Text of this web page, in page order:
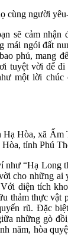
sẽ cảm nhận
mái ngói đất
phủ, mang
tuyệt vời để đi
một lời chúc
Hòa, xã Ấm
tỉnh Phú
như “Hạ Long
cho những ai
diện tích
thảm thực vật
rũ. Đặc
những gò
năm, hòa